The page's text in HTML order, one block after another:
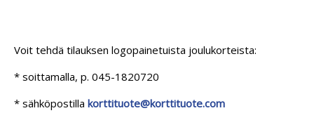
Voit tehdä tilauksen logopainetuista joulukorteista:
* soittamalla, p. 045-1820720
* sähköpostilla korttituote@korttituote.com